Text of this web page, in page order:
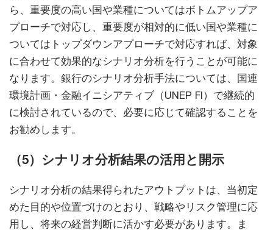
ら、重要度の高い国や業種についてはボトムアップア
プローチで対応し、重要度が相対的に低い国や業種に
ついてはトップダウンアプローチで対応すれば、対象
に合わせて効果的なシナリオ分析を行うことが可能に
なります。銀行のシナリオ分析手法については、国連
環境計画・金融イニシアティブ（UNEP FI）で継続的
に検討されているので、必要に応じて確認することを
お勧めします。
（5）シナリオ分析結果の活用と開示
シナリオ分析の結果得られたアウトプットは、当初定
めた目的や位置づけのとおり、戦略やリスク管理に応
用し、将来の経営判断に活かす必要があります。ま